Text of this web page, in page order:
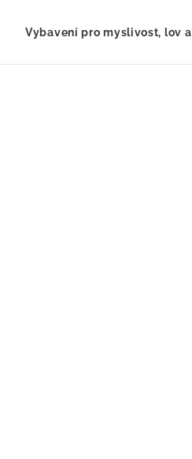
Vybavení pro myslivost, lov